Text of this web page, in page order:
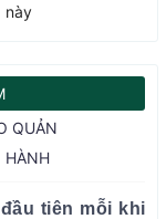
này
QUẢN
HÀNH
tiên mỗi khi